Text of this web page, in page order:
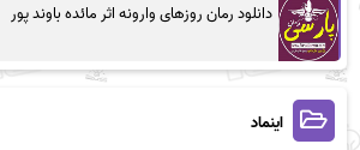
دانلود رمان روزهای وارونه اثر مائده باوند پور
اینماد